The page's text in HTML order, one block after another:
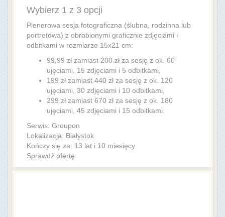
Wybierz 1 z 3 opcji
Plenerowa sesja fotograficzna (ślubna, rodzinna lub
portretowa) z obrobionymi graficznie zdjęciami i
odbitkami w rozmiarze 15x21 cm:
99,99 zł zamiast 200 zł za sesję z ok. 60
ujęciami, 15 zdjęciami i 5 odbitkami,
199 zł zamiast 440 zł za sesję z ok. 120
ujęciami, 30 zdjęciami i 10 odbitkami,
299 zł zamiast 670 zł za sesję z ok. 180
ujęciami, 45 zdjęciami i 15 odbitkami.
Serwis: Groupon
Lokalizacja: Białystok
Kończy się za: 13 lat i 10 miesięcy
Sprawdź ofertę